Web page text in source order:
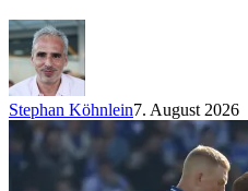
Stephan Köhnlein7. August 2026